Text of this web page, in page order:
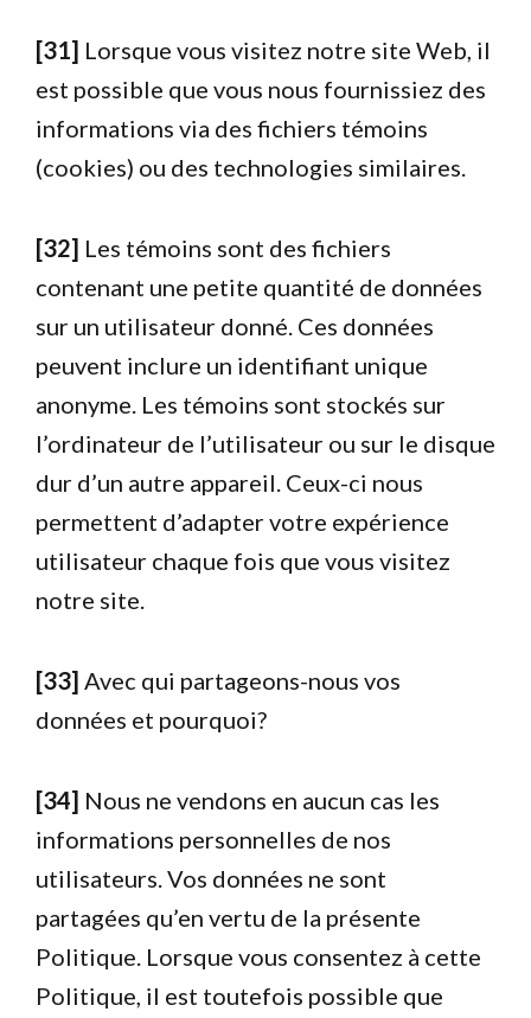
[31] Lorsque vous visitez notre site Web, il
est possible que vous nous fournissiez des
informations via des fichiers témoins
(cookies) ou des technologies similaires.
[32] Les témoins sont des fichiers
contenant une petite quantité de données
sur un utilisateur donné. Ces données
peuvent inclure un identifiant unique
anonyme. Les témoins sont stockés sur
l’ordinateur de l’utilisateur ou sur le disque
dur d’un autre appareil. Ceux-ci nous
permettent d’adapter votre expérience
utilisateur chaque fois que vous visitez
notre site.
[33] Avec qui partageons-nous vos
données et pourquoi?
[34] Nous ne vendons en aucun cas les
informations personnelles de nos
utilisateurs. Vos données ne sont
partagées qu’en vertu de la présente
Politique. Lorsque vous consentez à cette
Politique, il est toutefois possible que